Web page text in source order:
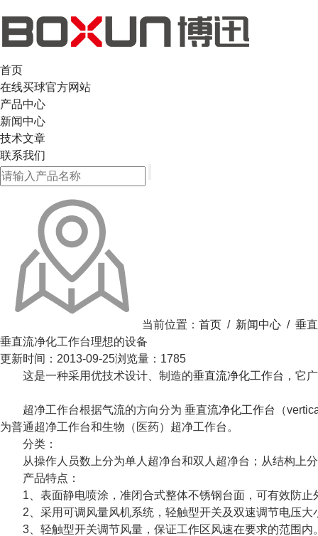
首页
在线买球官方网站
产品中心
新闻中心
技术文章
联系我们
当前位置： 首页 / 新闻中心 / 垂
垂直流净化工作台理想的设备
更新时间：2013-09-25浏览量：1785
这是一种采用优技术设计、制造的垂直流净化工作台 ，它
超净工作台根据气流的方向分为 垂直流净化工作台
（
为普通超净工作台和生物（医药）超净工作台。
分类：
从操作人员数上分为单人超净台和双人超净台；从结构上
产品特点：
1、表面静电喷涂，准闭合式整体不锈钢台面，可有效防止
2、采用可调风量风机系统，轻触型开关及双速调节电压大
3、轻触型开关调节风量，保证工作区风速在要求的范围内